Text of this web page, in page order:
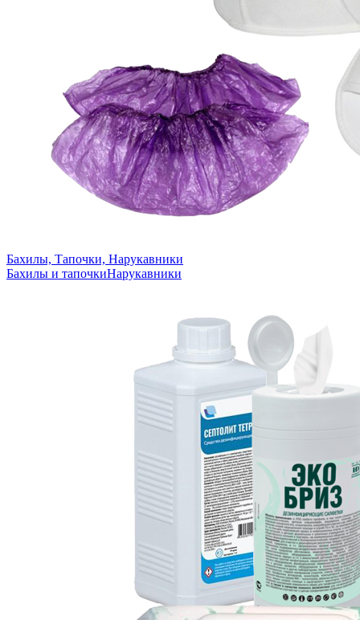
Бахилы, Тапочки, Нарукавники
Бахилы и тапочкиНарукавники